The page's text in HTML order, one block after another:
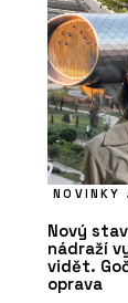
NOVINKY
Nový
nádraží
vidět.
oprava